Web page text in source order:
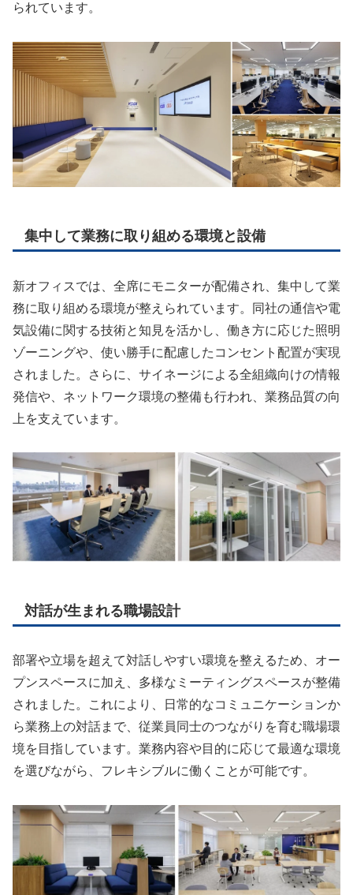
られています。
集中して業務に取り組める環境と設備
新オフィスでは、全席にモニターが配備され、集中して業
務に取り組める環境が整えられています。同社の通信や電
気設備に関する技術と知見を活かし、働き方に応じた照明
ゾーニングや、使い勝手に配慮したコンセント配置が実現
されました。さらに、サイネージによる全組織向けの情報
発信や、ネットワーク環境の整備も行われ、業務品質の向
上を支えています。
対話が生まれる職場設計
部署や立場を超えて対話しやすい環境を整えるため、オー
プンスペースに加え、多様なミーティングスペースが整備
されました。これにより、日常的なコミュニケーションか
ら業務上の対話まで、従業員同士のつながりを育む職場環
境を目指しています。業務内容や目的に応じて最適な環境
を選びながら、フレキシブルに働くことが可能です。